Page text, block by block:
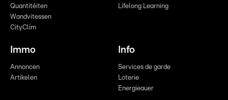
Quantitéiten
Wandvitessen
CityClim
Lifelong Learning
Immo
Annoncen
Artikelen
Info
Services de garde
Loterie
Energieauer